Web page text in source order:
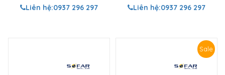
Liên hệ:0937 296 297
Liên hệ:0937 296 297
Sale